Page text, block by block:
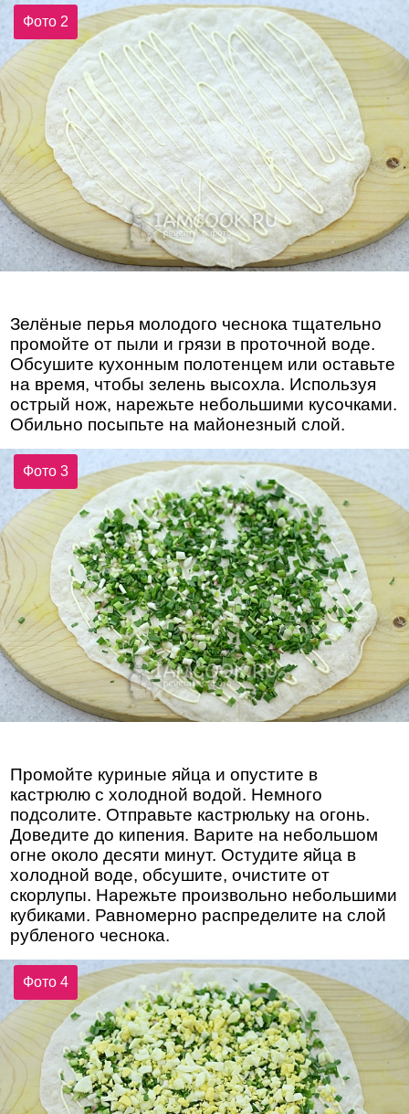
Фото 2
Зелёные перья молодого чеснока тщательно
промойте от пыли и грязи в проточной воде.
Обсушите кухонным полотенцем или оставьте
на время, чтобы зелень высохла. Используя
острый нож, нарежьте небольшими кусочками.
Обильно посыпьте на майонезный слой.
Фото 3
Промойте куриные яйца и опустите в
кастрюлю с холодной водой. Немного
подсолите. Отправьте кастрюльку на огонь.
Доведите до кипения. Варите на небольшом
огне около десяти минут. Остудите яйца в
холодной воде, обсушите, очистите от
скорлупы. Нарежьте произвольно небольшими
кубиками. Равномерно распределите на слой
рубленого чеснока.
Фото 4